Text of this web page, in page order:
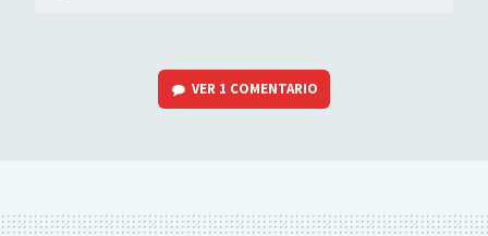
VER 1 COMENTARIO